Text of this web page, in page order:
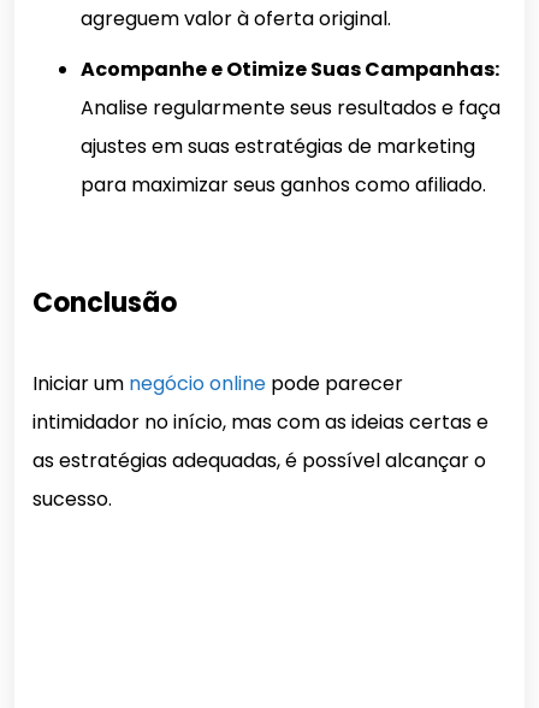
agreguem valor à oferta original.
Acompanhe e Otimize Suas Campanhas:
Analise regularmente seus resultados e faça
ajustes em suas estratégias de marketing
para maximizar seus ganhos como afiliado.
Conclusão
Iniciar um negócio online pode parecer
intimidador no início, mas com as ideias certas e
as estratégias adequadas, é possível alcançar o
sucesso.